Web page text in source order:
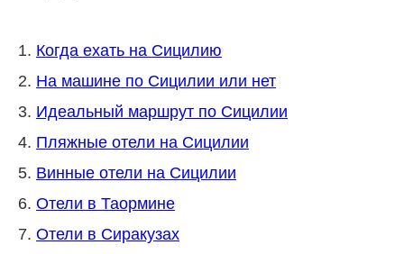
1. Когда ехать на Сицилию
2. На машине по Сицилии или нет
3. Идеальный маршрут по Сицилии
4. Пляжные отели на Сицилии
5. Винные отели на Сицилии
6. Отели в Таормине
7. Отели в Сиракузах